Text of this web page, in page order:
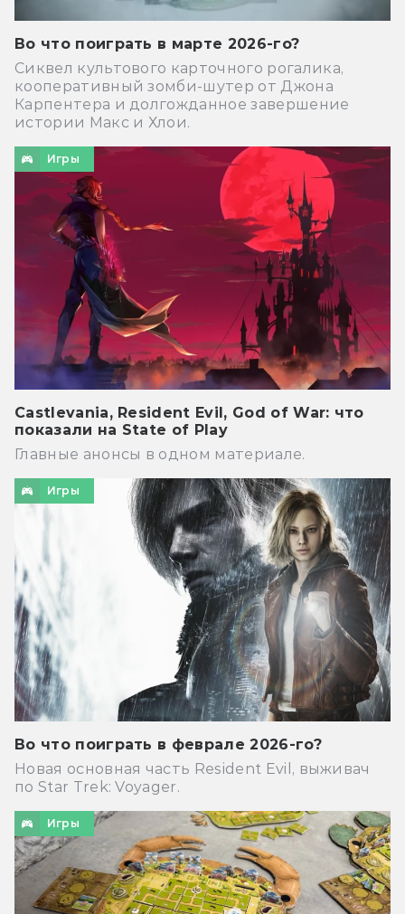
Во что поиграть в марте 2026-го?
Сиквел культового карточного рогалика,
кооперативный зомби-шутер от Джона
Карпентера и долгожданное завершение
истории Макс и Хлои.
Игры
Castlevania, Resident Evil, God of War: что
показали на State of Play
Главные анонсы в одном материале.
Игры
Во что поиграть в феврале 2026-го?
Новая основная часть Resident Evil, выживач
по Star Trek: Voyager.
Игры